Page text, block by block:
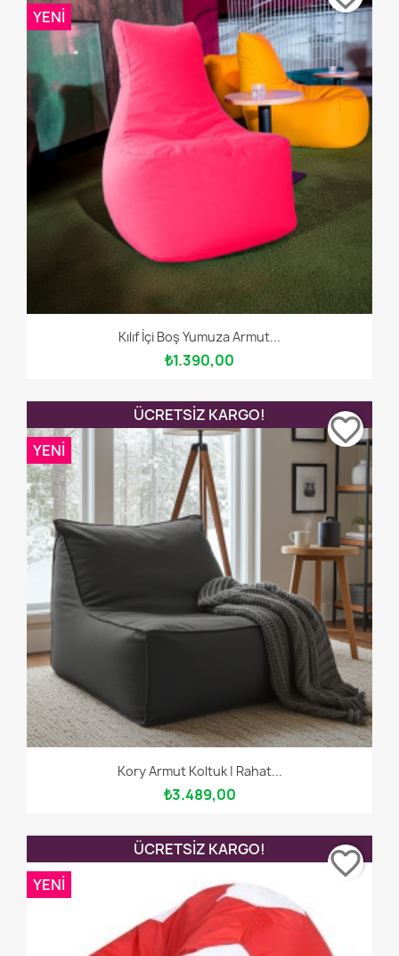
Kılıf İçi Boş Yumuza Armut...
₺1.390,00
YENI
Kory Armut Koltuk | Rahat...
₺3.489,00
ÜCRETSIZ KARGO!
YENI
favorite_border
ÜCRETSIZ KARGO!
YENI
favorite_border